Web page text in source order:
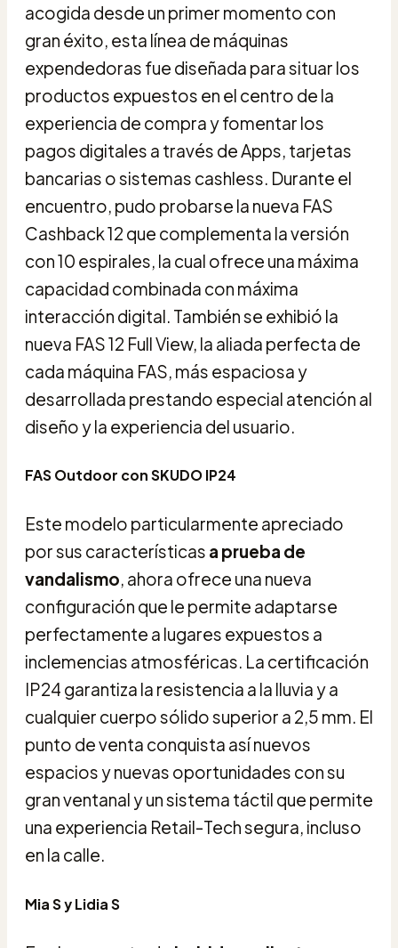
acogida desde un primer momento con
gran éxito, esta línea de máquinas
expendedoras fue diseñada para situar los
productos expuestos en el centro de la
experiencia de compra y fomentar los
pagos digitales a través de Apps, tarjetas
bancarias o sistemas cashless. Durante el
encuentro, pudo probarse la nueva FAS
Cashback 12 que complementa la versión
con 10 espirales, la cual ofrece una máxima
capacidad combinada con máxima
interacción digital. También se exhibió la
nueva FAS 12 Full View, la aliada perfecta de
cada máquina FAS, más espaciosa y
desarrollada prestando especial atención al
diseño y la experiencia del usuario.
FAS Outdoor con SKUDO IP24
Este modelo particularmente apreciado
por sus características a prueba de
vandalismo, ahora ofrece una nueva
configuración que le permite adaptarse
perfectamente a lugares expuestos a
inclemencias atmosféricas. La certificación
IP24 garantiza la resistencia a la lluvia y a
cualquier cuerpo sólido superior a 2,5 mm. El
punto de venta conquista así nuevos
espacios y nuevas oportunidades con su
gran ventanal y un sistema táctil que permite
una experiencia Retail-Tech segura, incluso
en la calle.
Mia S y Lidia S